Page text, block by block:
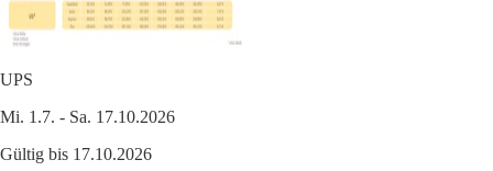
UPS
Mi. 1.7. - Sa. 17.10.2026
Gültig bis 17.10.2026